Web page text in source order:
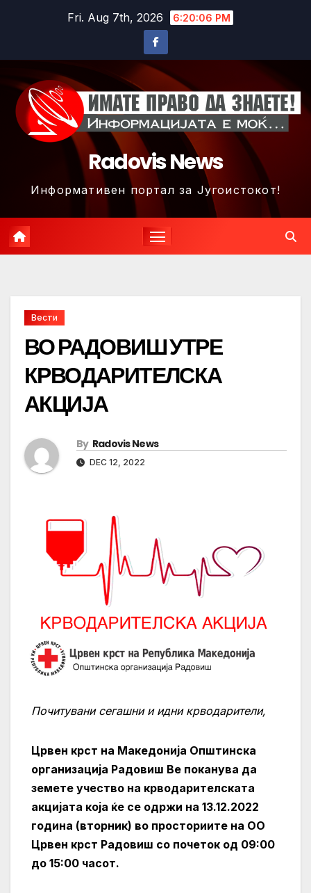
Fri. Aug 7th, 2026 6:20:09 PM
Radovis News
Информативен портал за Југоистокот!
Вести
ВО РАДОВИШ УТРЕ
КРВОДАРИТЕЛСКА
АКЦИЈА
By Radovis News
DEC 12, 2022
Почитувани сегашни и идни крводарители,
Црвен крст на Македонија Општинска
организација Радовиш Ве поканува да
земете учество на крводарителската
акцијата која ќе се одржи на 13.12.2022
година (вторник) во просториите на ОО
Црвен крст Радовиш со почеток од 09:00
до 15:00 часот.